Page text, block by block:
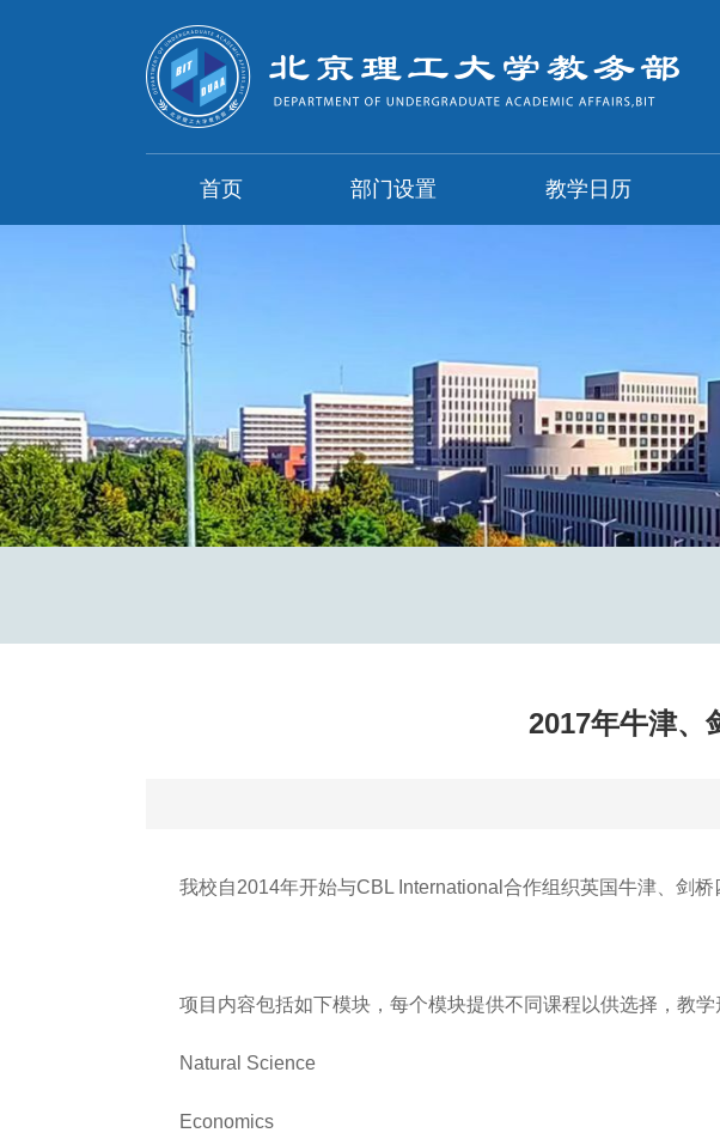
首页 部门设置 教学日历
2017年牛津、
我校自2014年开始与CBL International合作组织英国牛津、剑
项目内容包括如下模块，每个模块提供不同课程以供选择，教
Natural Science
Economics